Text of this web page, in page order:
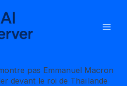
pas Emmanuel Macron
devant le roi de Thaïlande